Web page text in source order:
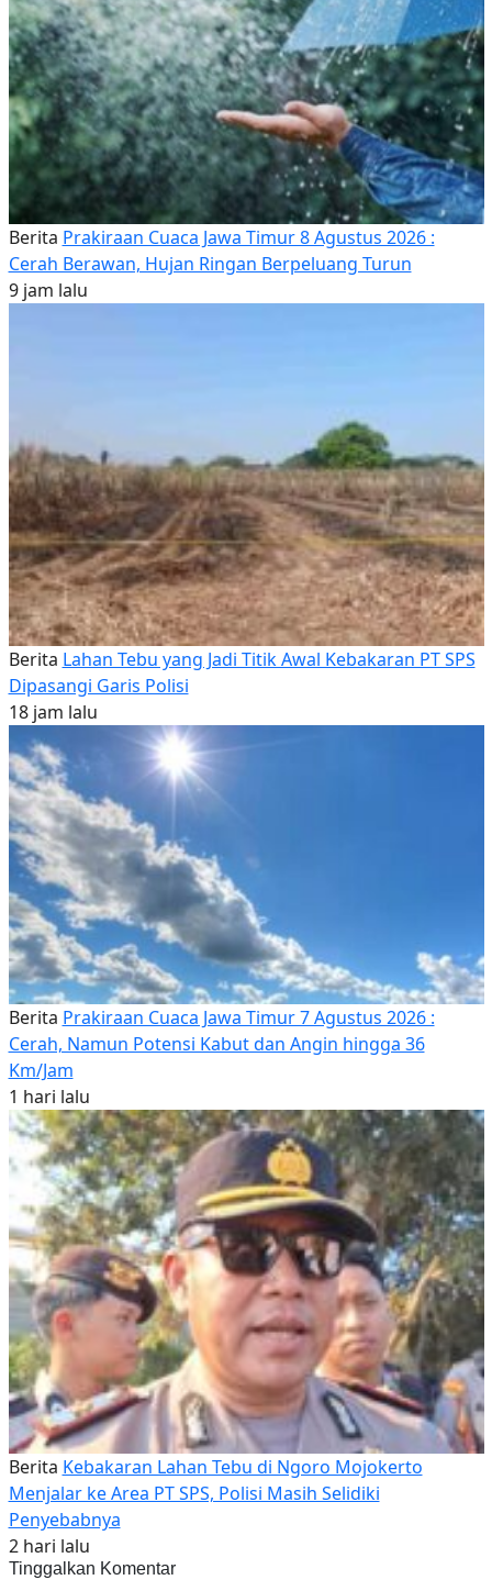
Berita Prakiraan Cuaca Jawa Timur 8 Agustus 2026 :
Cerah Berawan, Hujan Ringan Berpeluang Turun
9 jam lalu
Berita Lahan Tebu yang Jadi Titik Awal Kebakaran PT SPS
Dipasangi Garis Polisi
18 jam lalu
Berita Prakiraan Cuaca Jawa Timur 7 Agustus 2026 :
Cerah, Namun Potensi Kabut dan Angin hingga 36
Km/Jam
1 hari lalu
Berita Kebakaran Lahan Tebu di Ngoro Mojokerto
Menjalar ke Area PT SPS, Polisi Masih Selidiki
Penyebabnya
2 hari lalu
Tinggalkan Komentar